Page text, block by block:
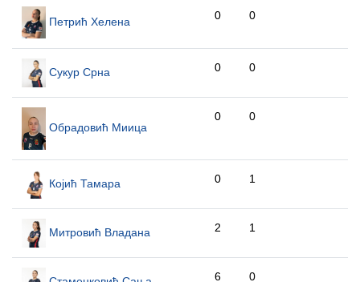
Петрић Хелена 0 0
Сукур Срна 0 0
Обрадовић Миица
0 0
Којић Тамара 0 1
Митровић Владана 2 1
6 0